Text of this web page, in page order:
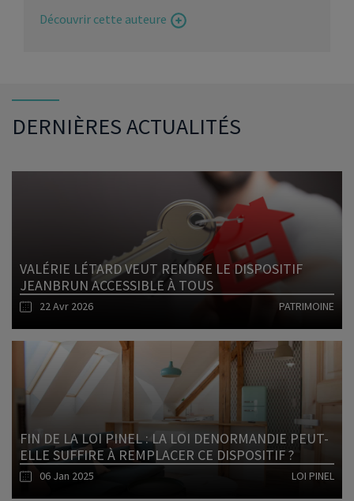
Découvrir cette auteure
DERNIÈRES ACTUALITÉS
VALÉRIE LÉTARD VEUT RENDRE LE DISPOSITIF
JEANBRUN ACCESSIBLE À TOUS
22 Avr 2026 PATRIMOINE
Lire l'article
FIN DE LA LOI PINEL : LA LOI DENORMANDIE PEUT-
ELLE SUFFIRE À REMPLACER CE DISPOSITIF ?
06 Jan 2025 LOI PINEL